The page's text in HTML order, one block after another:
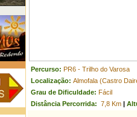
Percurso: PR6 - Trilho do Varosa
Localização: Almofala (Castro
Grau de Dificuldade: Fácil
Distância Percorrida: 7,8 Km |